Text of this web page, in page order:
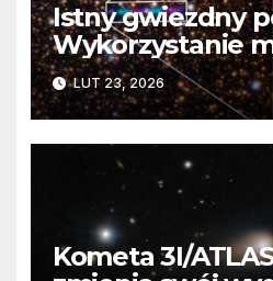
Istny gwiezdny
Wykorzystanie
Obertha do
komety
3I/ATLAS
LUT 23, 2026
Kometa 3I/